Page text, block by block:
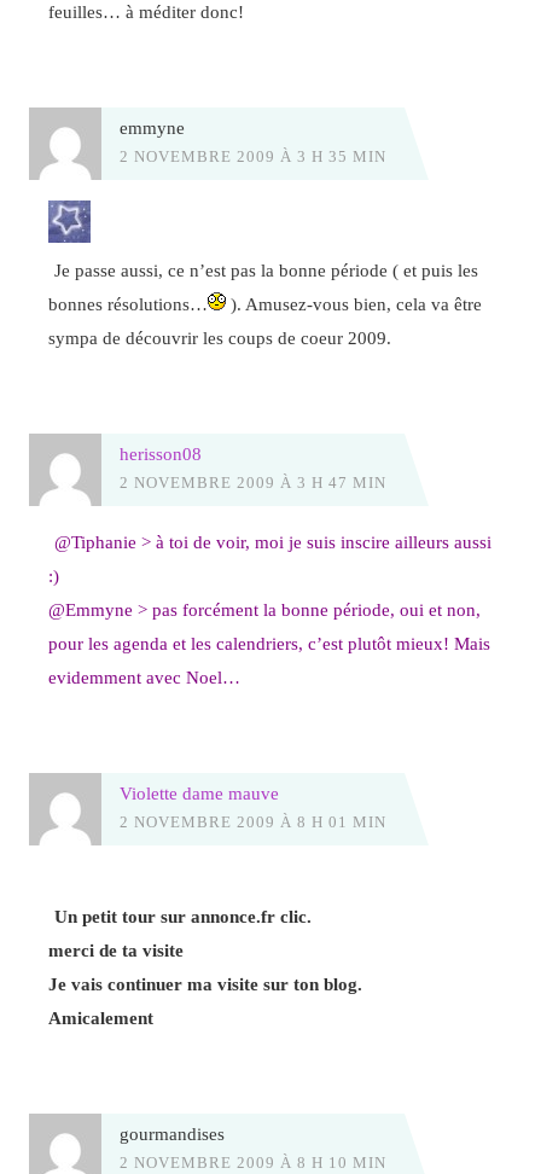
feuilles… à méditer donc!
emmyne
2 NOVEMBRE 2009 À 3 H 35 MIN
Je passe aussi, ce n’est pas la bonne période ( et puis les
bonnes résolutions…
). Amusez-vous bien, cela va être
sympa de découvrir les coups de coeur 2009.
herisson08
2 NOVEMBRE 2009 À 3 H 47 MIN
@Tiphanie > à toi de voir, moi je suis inscire ailleurs aussi
:)
@Emmyne > pas forcément la bonne période, oui et non,
pour les agenda et les calendriers, c’est plutôt mieux! Mais
evidemment avec Noel…
Violette dame mauve
2 NOVEMBRE 2009 À 8 H 01 MIN
Un petit tour sur annonce.fr clic.
merci de ta visite
Je vais continuer ma visite sur ton blog.
Amicalement
gourmandises
2 NOVEMBRE 2009 À 8 H 10 MIN